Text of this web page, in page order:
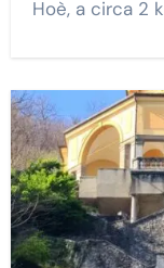
Hoè, a circa 2